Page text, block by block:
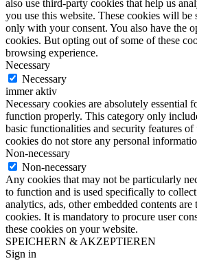
also use third-party cookies that help us
you use this website. These cookies will be
only with your consent. You also have the
cookies. But opting out of some of these
browsing experience.
Necessary
Necessary
immer aktiv
Necessary cookies are absolutely essential
function properly. This category only
basic functionalities and security features of
cookies do not store any personal
Non-necessary
Non-necessary
Any cookies that may not be particularly
to function and is used specifically to
analytics, ads, other embedded contents are
cookies. It is mandatory to procure user
these cookies on your website.
SPEICHERN & AKZEPTIEREN
Sign in